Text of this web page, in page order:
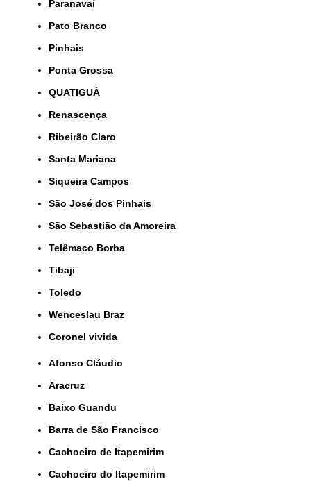
Paranavaí
Pato Branco
Pinhais
Ponta Grossa
QUATIGUÁ
Renascença
Ribeirão Claro
Santa Mariana
Siqueira Campos
São José dos Pinhais
São Sebastião da Amoreira
Telêmaco Borba
Tibaji
Toledo
Wenceslau Braz
coronel vivida
Afonso Cláudio
Aracruz
Baixo Guandu
Barra de São Francisco
Cachoeiro de Itapemirim
Cachoeiro do Itapemirim